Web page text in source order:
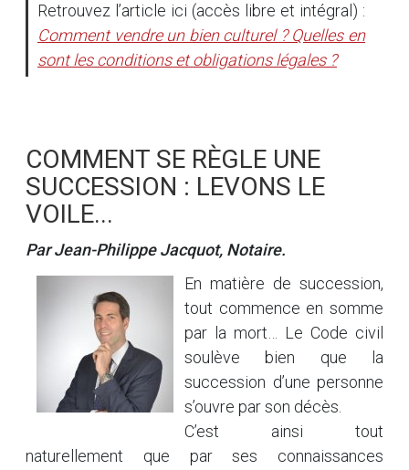
Retrouvez l’article ici (accès libre et intégral) :
Comment vendre un bien culturel ? Quelles en
sont les conditions et obligations légales ?
COMMENT SE RÈGLE UNE
SUCCESSION : LEVONS LE
VOILE...
Par Jean-Philippe Jacquot, Notaire.
En matière de succession,
tout commence en somme
par la mort… Le Code civil
soulève bien que la
succession d’une personne
s’ouvre par son décès.
C’est ainsi tout
naturellement que par ses connaissances